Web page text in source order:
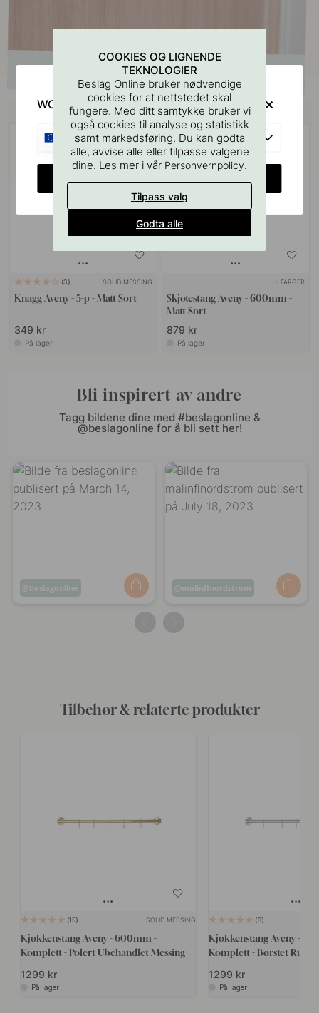
Kjøp sammen med
3 SOLID MESSING
Knagg Aveny - 5-p - Matt Sort
349 kr
På lager
+ FARGER
Skjøtestang Aveny - 600mm -
Matt Sort
879 kr
På lager
Bli inspirert av andre
Tagg bildene dine med #beslagonline &
@beslagonline for å bli sett her!
Innlegg
beslagonline
Innlegg
malinflnordstrom
Tilbehør & relaterte produkter
15 SOLID MESSING
Kjøkkenstang Aveny - 600mm -
Komplett - Polert Ubehandlet Messing
1299 kr
På lager
8
Kjøkkenstang Aveny -
Komplett - Børstet
1299 kr
På lager
COOKIES OG LIGNENDE
TEKNOLOGIER
Beslag Online bruker nødvendige
cookies for at nettstedet skal
fungere. Med ditt samtykke bruker vi
også cookies til analyse og statistikk
samt markedsføring. Du kan godta
alle, avvise alle eller tilpasse valgene
dine. Les mer i vår Personvernpolicy.
Tilpass valg
Godta alle
WOULD YOU RATHER VISIT?
EU